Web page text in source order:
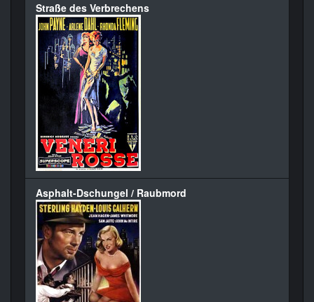
Straße des Verbrechens
Asphalt-Dschungel / Raubmord